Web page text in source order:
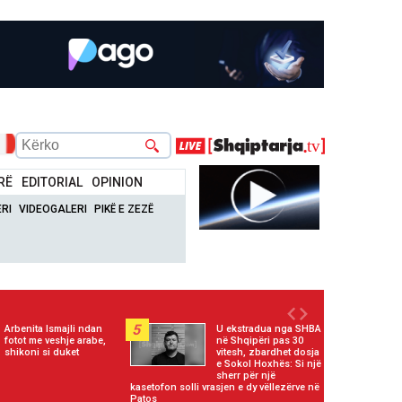
EDITORIAL OPINION
VIDEOGALERI PIKË E ZEZË
Arbenita Ismajli ndan
fotot me veshje arabe,
shikoni si duket
5
U ekstradua nga SHBA
në Shqipëri pas 30
vitesh, zbardhet dosja
e Sokol Hoxhës: Si një
sherr për një
kasetofon solli vrasjen e dy vëllezërve në
Patos